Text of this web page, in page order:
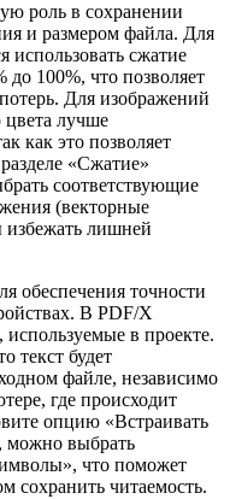
роль в сохранении
и размером файла. Для
использовать сжатие
до 100%, что позволяет
Для изображений
лучше
как это позволяет
«Сжатие»
соответствующие
(векторные
избежать лишней
обеспечения точности
В PDF/X
в проекте.
текст будет
файле, независимо
где происходит
опцию «Встраивать
можно выбрать
что поможет
сохранить читаемость.